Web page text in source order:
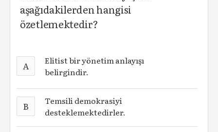
aşağıdakilerden hangisi
özetlemektedir?
A
Elitist bir yönetim anlayışı
belirgindir.
B
Temsili demokrasiyi
desteklemektedirler.